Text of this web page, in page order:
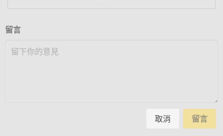
留言
取消 留言